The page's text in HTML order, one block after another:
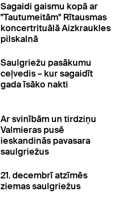
Sagaidi gaismu kopā ar
"Tautumeitām" Rītausmas
koncertrituālā Aizkraukles
pilskalnā
Saulgriežu pasākumu
ceļvedis – kur sagaidīt
gada īsāko nakti
Ar svinībām un tirdziņu
Valmieras pusē
ieskandinās pavasara
saulgriežus
21. decembrī atzīmēs
ziemas saulgriežus